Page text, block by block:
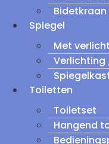
Bidetkraan
Spiegel
Met
Verlichting
Toiletten
Toiletset
Hangend